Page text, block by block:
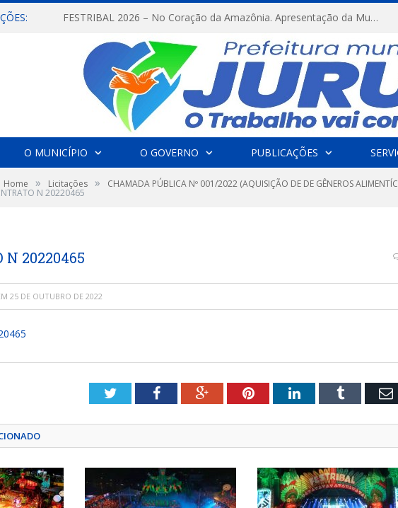
FESTRIBAL 2026 – No Coração da Amazônia. Apresentação da Munduruku.
O MUNICÍPIO O GOVERNO PUBLICAÇÕES
Home » Licitações » CHAMADA PÚBLICA Nº 001/2022 (AQUISIÇÃO DE DE GÊNEROS
N 20220465
N 20220465
25 DE OUTUBRO DE 2022
TwitterFacebookGoogle+PinterestLinkedInTumblr